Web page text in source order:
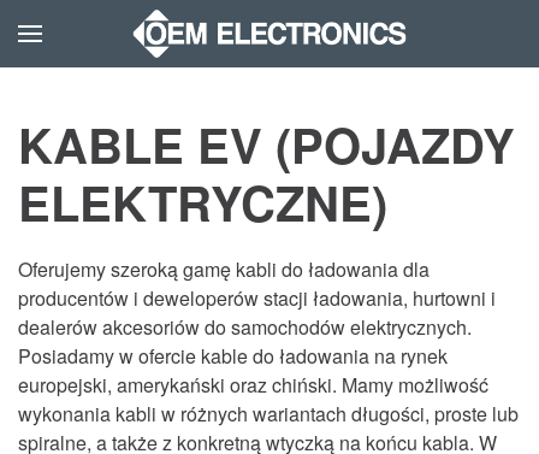
KABLE EV (POJAZDY
ELEKTRYCZNE)
Oferujemy szeroką gamę kabli do ładowania dla
producentów i deweloperów stacji ładowania, hurtowni i
dealerów akcesoriów do samochodów elektrycznych.
Posiadamy w ofercie kable do ładowania na rynek
europejski, amerykański oraz chiński. Mamy możliwość
wykonania kabli w różnych wariantach długości, proste lub
spiralne, a także z konkretną wtyczką na końcu kabla. W